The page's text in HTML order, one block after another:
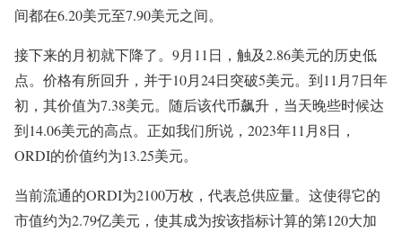
间都在6.20美元至7.90美元之间。
接下来的月初就下降了。9月11日，触及2.86美元的历史低
点。价格有所回升，并于10月24日突破5美元。到11月7日年
初，其价值为7.38美元。随后该代币飙升，当天晚些时候达
到14.06美元的高点。正如我们所说，2023年11月8日，
ORDI的价值约为13.25美元。
当前流通的ORDI为2100万枚，代表总供应量。这使得它的
市值约为2.79亿美元，使其成为按该指标计算的第120大加